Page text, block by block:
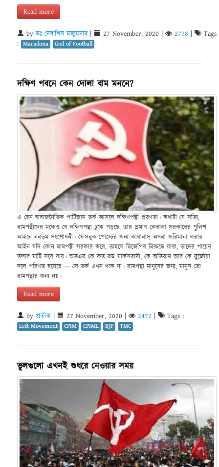
Read more
byডঃ দেবাশিস মজুমদার| 27 November, 2020 2778
Tags
: Maradona God of Football
দক্ষিণ পবনে কেন দোলা বাম মননে?
এ হেন অরাজনৈতিক পার্টিজান তর্ক আসলে দক্ষিণপন্থী প্রবণতা। কথাটা যে সত্যি,
বামপন্থীদের মধ্যেও যে দক্ষিণপন্থা ঢুকে পড়ছে, তার প্রমাণ কেরালা সরকারের পুলিশ
আইনে নবতম সংশোধনী। ফেসবুক পোস্টের জন্য কারাবাস্ অথবা জরিমানা করার
আইন যদি কোন বামপন্থী সরকার করে, তাহলে বিজেপির বিরুদ্ধে যারা, তাদের পায়ের
তলার মাটি সরে যায়। অতএব কে কত বড় মার্কসবাদী, কে অতিবাম আর কে বুর্জোয়া
দলে পরিণত হয়েছে --- সে তর্ক এখন থাক না। বামপন্থা মানুষের জন্য, মানুষ তো
বামপন্থার জন্য নয়।
Read more
by প্রতীক 27 November, 2020 2472 Tags :
Left Movement CPIM CPIML BJP TMC
ভুলগুলো এখনই শুধরে নেওয়ার সময়